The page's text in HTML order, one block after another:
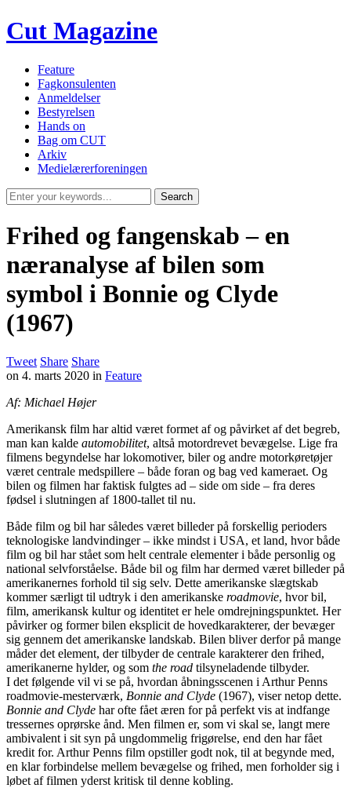
Cut Magazine
Feature
Fagkonsulenten
Anmeldelser
Bestyrelsen
Hands on
Bag om CUT
Arkiv
Medielærerforeningen
Frihed og fangenskab – en
næranalyse af bilen som
symbol i Bonnie og Clyde
(1967)
Tweet Share Share
on 4. marts 2020 in Feature
Af: Michael Højer
Amerikansk film har altid været formet af og påvirket af det begreb,
man kan kalde automobilitet, altså motordrevet bevægelse. Lige fra
filmens begyndelse har lokomotiver, biler og andre motorkøretøjer
været centrale medspillere – både foran og bag ved kameraet. Og
bilen og filmen har faktisk fulgtes ad – side om side – fra deres
fødsel i slutningen af 1800-tallet til nu.
Både film og bil har således været billeder på forskellig perioders
teknologiske landvindinger – ikke mindst i USA, et land, hvor både
film og bil har stået som helt centrale elementer i både personlig og
national selvforståelse. Både bil og film har dermed været billeder på
amerikanernes forhold til sig selv. Dette amerikanske slægtskab
kommer særligt til udtryk i den amerikanske roadmovie, hvor bil,
film, amerikansk kultur og identitet er hele omdrejningspunktet. Her
påvirker og former bilen eksplicit de hovedkarakterer, der bevæger
sig gennem det amerikanske landskab. Bilen bliver derfor på mange
måder det element, der tilbyder de centrale karakterer den frihed,
amerikanerne hylder, og som the road tilsyneladende tilbyder.
I det følgende vil vi se på, hvordan åbningsscenen i Arthur Penns
roadmovie-mesterværk, Bonnie and Clyde (1967), viser netop dette.
Bonnie and Clyde har ofte fået æren for på perfekt vis at indfange
tressernes oprørske ånd. Men filmen er, som vi skal se, langt mere
ambivalent i sit syn på ungdommelig frigørelse, end den har fået
kredit for. Arthur Penns film opstiller godt nok, til at begynde med,
en klar forbindelse mellem bevægelse og frihed, men forholder sig i
løbet af filmen yderst kritisk til denne kobling.